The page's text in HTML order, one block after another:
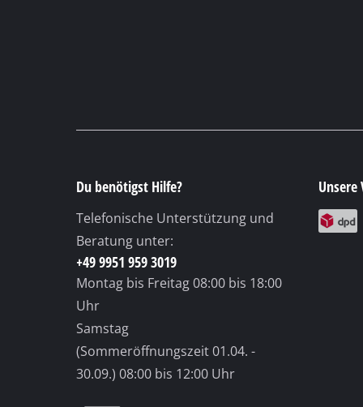
Du benötigst Hilfe?
Telefonische Unterstützung und
Beratung unter:
+49 9951 959 3019
Montag bis Freitag08:00 bis 18:00
Uhr
Samstag
(Sommeröffnungszeit 01.04. -
30.09.) 08:00 bis 12:00 Uhr